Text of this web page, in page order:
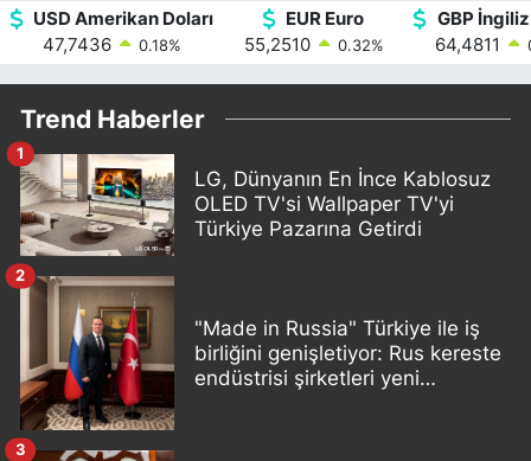
USD Amerikan Doları
47,7436
0.18%
EUR Euro
55,2510
0.32%
GBP
64,4811
Trend Haberler
LG, Dünyanın En İnce Kablosuz
OLED TV'si Wallpaper TV'yi
Türkiye Pazarına Getirdi
1
"Made in Russia" Türkiye ile iş
birliğini genişletiyor: Rus kereste
endüstrisi şirketleri yeni
2
3